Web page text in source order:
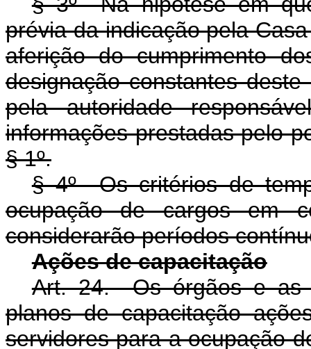
prévia da indicação pela
aferição do cumprimento
designação constantes
pela autoridade
informações prestadas pelo
§ 1º.
§ 4º Os critérios de
ocupação de cargos em
considerarão períodos
Ações de capacitação
Art. 24. Os órgãos e as
planos de capacitação
servidores para a ocupação